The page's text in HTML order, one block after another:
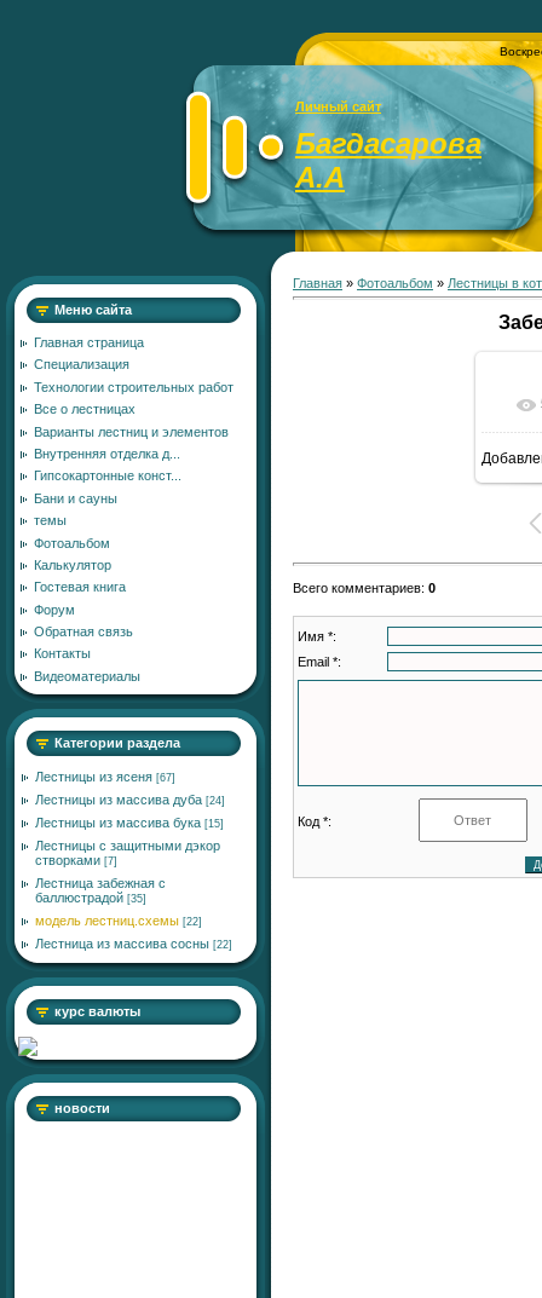
Личный сайт
Багдасарова
А.А
Меню сайта
Главная страница
Специализация
Технологии строительных работ
Все о лестницах
Варианты лестниц и элементов
Внутренняя отделка д...
Гипсокартонные конст...
Бани и сауны
темы
Фотоальбом
Калькулятор
Гостевая книга
Форум
Обратная связь
Контакты
Видеоматериалы
Категории раздела
Лестницы из ясеня [67]
Лестницы из массива дуба [24]
Лестницы из массива бука [15]
Лестницы с защитными дэкор
створками [7]
Лестница забежная с
баллюстрадой [35]
модель лестниц.схемы [22]
Лестница из массива сосны [22]
курс валюты
новости
Главная » Фотоальбом » Лестницы в
Всего комментариев: 0
Имя *:
Email *:
Код *: